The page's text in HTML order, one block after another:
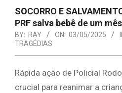
SOCORRO E
PRF salva bebê de um
BY: RAY ON: 03/05/2025
TRAGÉDIAS
Rápida ação de Policial
crucial para reanimar a